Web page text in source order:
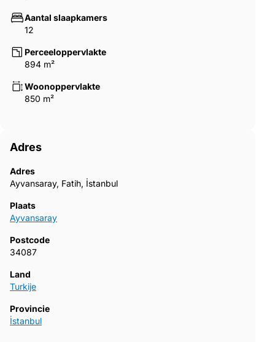
Aantal slaapkamers
12
Perceeloppervlakte
894 m²
Woonoppervlakte
850 m²
Adres
Adres
Ayvansaray, Fatih, İstanbul
Plaats
Ayvansaray
Postcode
34087
Land
Turkije
Provincie
İstanbul